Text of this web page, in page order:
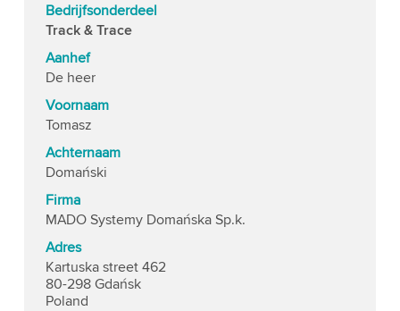
Bedrijfsonderdeel
Track & Trace
Aanhef
De heer
Voornaam
Tomasz
Achternaam
Domański
Firma
MADO Systemy Domańska Sp.k.
Adres
Kartuska street 462
80-298 Gdańsk
Poland